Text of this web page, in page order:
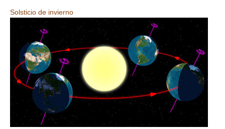
Solsticio de invierno